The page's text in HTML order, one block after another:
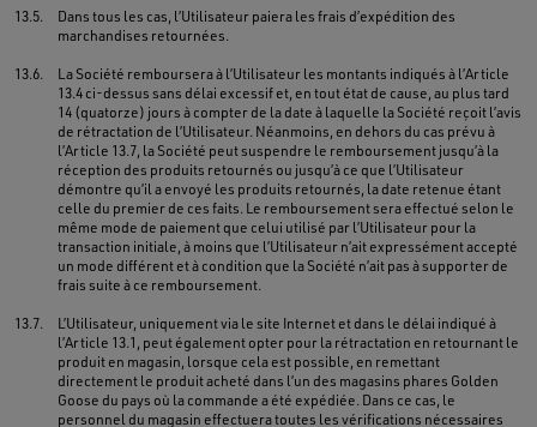
13.5.
Dans tous les cas, l’Utilisateur paiera les frais d’expédition des
marchandises retournées.
13.6.
La Société remboursera à l’Utilisateur les montants indiqués à l’Article
13.4 ci-dessus sans délai excessif et, en tout état de cause, au plus tard
14 (quatorze) jours à compter de la date à laquelle la Société reçoit l’avis
de rétractation de l’Utilisateur. Néanmoins, en dehors du cas prévu à
l’Article 13.7, la Société peut suspendre le remboursement jusqu’à la
réception des produits retournés ou jusqu’à ce que l’Utilisateur
démontre qu’il a envoyé les produits retournés, la date retenue étant
celle du premier de ces faits. Le remboursement sera effectué selon le
même mode de paiement que celui utilisé par l’Utilisateur pour la
transaction initiale, à moins que l’Utilisateur n’ait expressément accepté
un mode différent et à condition que la Société n’ait pas à supporter de
frais suite à ce remboursement.
13.7.
L’Utilisateur, uniquement via le site Internet et dans le délai indiqué à
l’Article 13.1, peut également opter pour la rétractation en retournant le
produit en magasin, lorsque cela est possible, en remettant
directement le produit acheté dans l’un des magasins phares Golden
Goose du pays où la commande a été expédiée. Dans ce cas, le
personnel du magasin effectuera toutes les vérifications nécessaires